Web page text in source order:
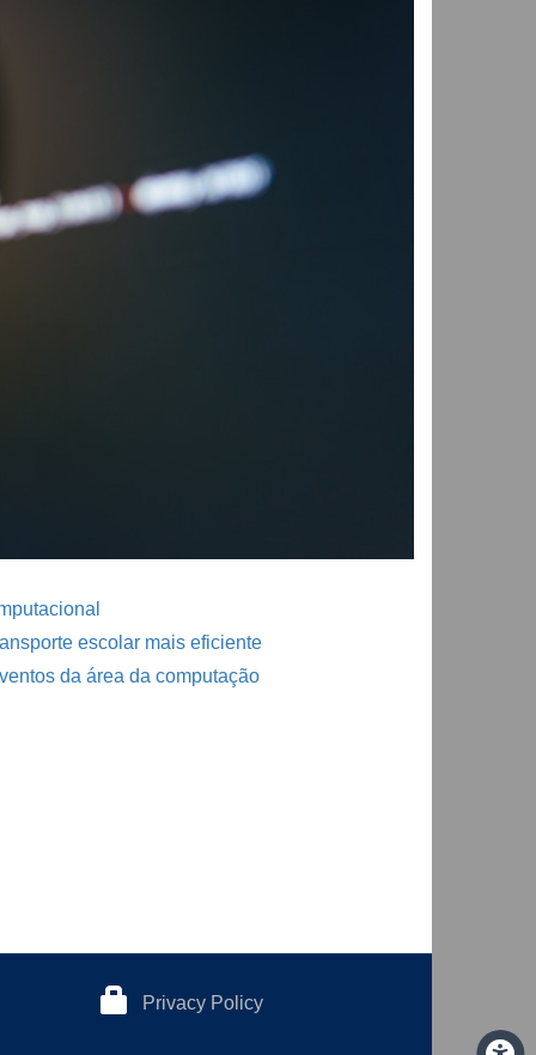
escolar mais eficiente
da área da computação
Privacy Policy